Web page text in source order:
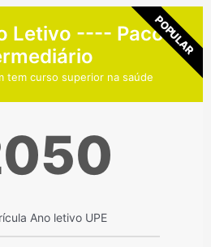
Letivo ---- Pacote
tem curso superior na saúde
Ano letivo UPE
POPULAR